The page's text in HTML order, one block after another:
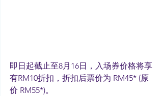
即日起截止至8月16日，入场券价格将享
有RM10折扣，折扣后票价为 RM45* (原
价 RM55*)。